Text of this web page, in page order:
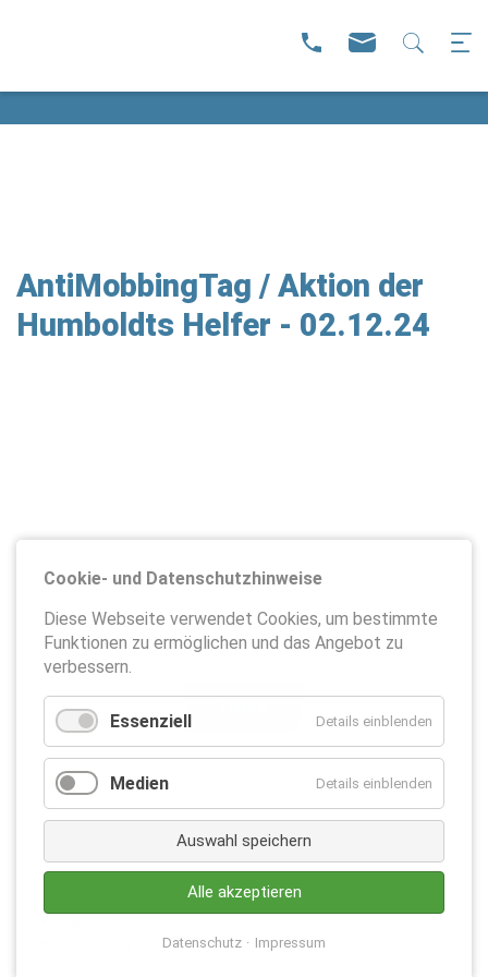
AntiMobbingTag / Aktion der
Humboldts Helfer - 02.12.24
Datenschutz
Cookie- und Datenschutzhinweise
Diese Webseite verwendet Cookies, um bestimmte
Funktionen zu ermöglichen und das Angebot zu
verbessern.
Essenziell Details einblenden
Medien Details einblenden
Auswahl speichern
Alle akzeptieren
Datenschutz Impressum